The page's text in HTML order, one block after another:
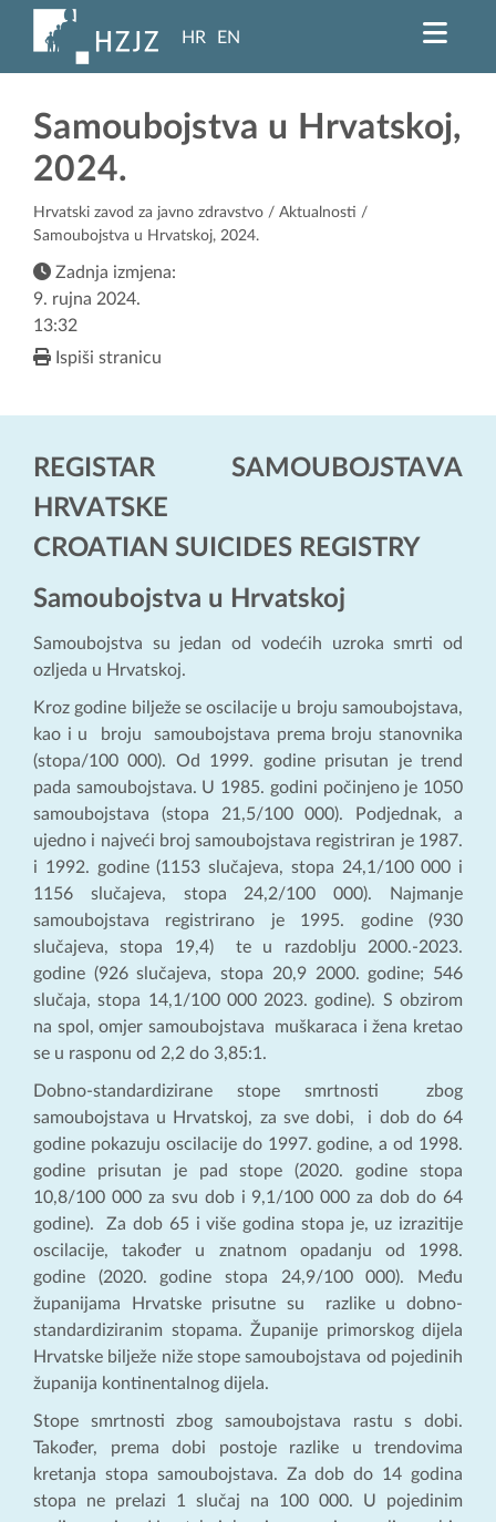
HR EN
Samoubojstva u Hrvatskoj,
2024.
Hrvatski zavod za javno zdravstvo / Aktualnosti /
Samoubojstva u Hrvatskoj, 2024.
Zadnja izmjena:
9. rujna 2024.
13:32
Ispiši stranicu
REGISTAR SAMOUBOJSTAVA
HRVATSKE
CROATIAN SUICIDES REGISTRY
Samoubojstva u Hrvatskoj
Samoubojstva su jedan od vodećih uzroka smrti od
ozljeda u Hrvatskoj.
Kroz godine bilježe se oscilacije u broju samoubojstava,
kao i u broju samoubojstava prema broju stanovnika
(stopa/100 000). Od 1999. godine prisutan je trend
pada samoubojstava. U 1985. godini počinjeno je 1050
samoubojstava (stopa 21,5/100 000). Podjednak, a
ujedno i najveći broj samoubojstava registriran je 1987.
i 1992. godine (1153 slučajeva, stopa 24,1/100 000 i
1156 slučajeva, stopa 24,2/100 000). Najmanje
samoubojstava registrirano je 1995. godine (930
slučajeva, stopa 19,4) te u razdoblju 2000.-2023.
godine (926 slučajeva, stopa 20,9 2000. godine; 546
slučaja, stopa 14,1/100 000 2023. godine). S obzirom
na spol, omjer samoubojstava muškaraca i žena kretao
se u rasponu od 2,2 do 3,85:1.
Dobno-standardizirane stope smrtnosti zbog
samoubojstava u Hrvatskoj, za sve dobi, i dob do 64
godine pokazuju oscilacije do 1997. godine, a od 1998.
godine prisutan je pad stope (2020. godine stopa
10,8/100 000 za svu dob i 9,1/100 000 za dob do 64
godine). Za dob 65 i više godina stopa je, uz izrazitije
oscilacije, također u znatnom opadanju od 1998.
godine (2020. godine stopa 24,9/100 000). Među
županijama Hrvatske prisutne su razlike u dobno-
standardiziranim stopama. Županije primorskog dijela
Hrvatske bilježe niže stope samoubojstava od pojedinih
županija kontinentalnog dijela.
Stope smrtnosti zbog samoubojstava rastu s dobi.
Također, prema dobi postoje razlike u trendovima
kretanja stopa samoubojstava. Za dob do 14 godina
stopa ne prelazi 1 slučaj na 100 000. U pojedinim